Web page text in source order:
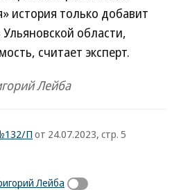
история только добавит
области,
считает эксперт.
Лейба
П от 24.07.2023, стр. 5
Лейба